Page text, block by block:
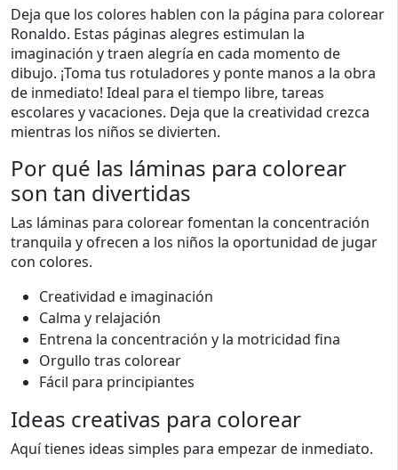
Deja que los colores hablen con la página para colorear
Ronaldo. Estas páginas alegres estimulan la
imaginación y traen alegría en cada momento de
dibujo. ¡Toma tus rotuladores y ponte manos a la obra
de inmediato! Ideal para el tiempo libre, tareas
escolares y vacaciones. Deja que la creatividad crezca
mientras los niños se divierten.
Por qué las láminas para colorear
son tan divertidas
Las láminas para colorear fomentan la concentración
tranquila y ofrecen a los niños la oportunidad de jugar
con colores.
Creatividad e imaginación
Calma y relajación
Entrena la concentración y la motricidad fina
Orgullo tras colorear
Fácil para principiantes
Ideas creativas para colorear
Aquí tienes ideas simples para empezar de inmediato.